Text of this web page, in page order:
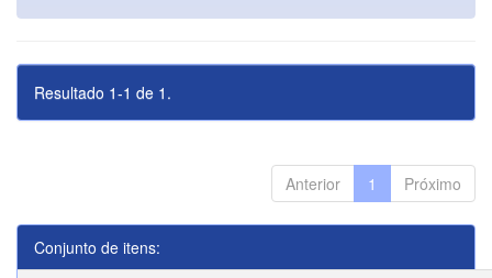
Resultado 1-1 de 1.
Anterior 1 Próximo
Conjunto de itens: